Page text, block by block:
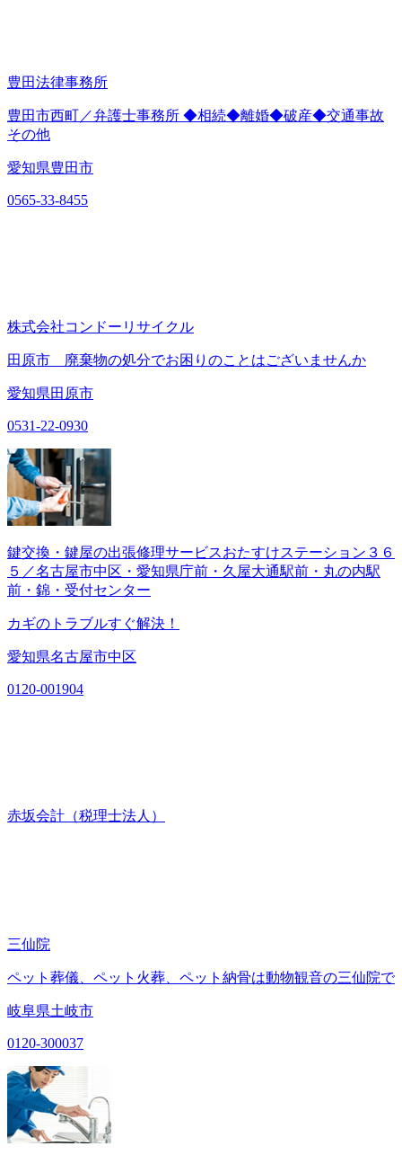
豊田法律事務所
豊田市西町／弁護士事務所 ◆相続◆離婚◆破産◆交通事故
その他
愛知県豊田市
0565-33-8455
株式会社コンドーリサイクル
田原市 廃棄物の処分でお困りのことはございませんか
愛知県田原市
0531-22-0930
鍵交換・鍵屋の出張修理サービスおたすけステーション３６
５／名古屋市中区・愛知県庁前・久屋大通駅前・丸の内駅
前・錦・受付センター
カギのトラブルすぐ解決！
愛知県名古屋市中区
0120-001904
赤坂会計（税理士法人）
三仙院
ペット葬儀、ペット火葬、ペット納骨は動物観音の三仙院で
岐阜県土岐市
0120-300037